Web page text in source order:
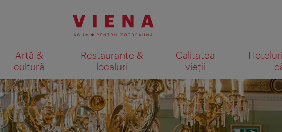
Artă &
cultură
Restaurante &
localuri
Calitatea
vieții
Afişare rezultate căutare pe hartă